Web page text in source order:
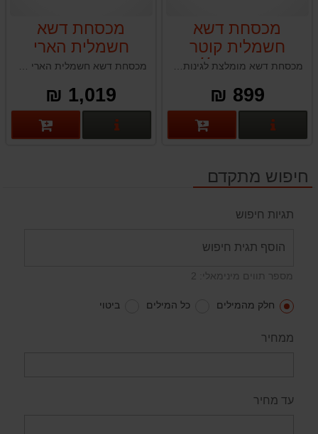
מכסחת דשא
חשמלית קוטר
כיסוח 38 ס׳׳מ
גרלנד GARLAND
C3805 1600W
מכסחת דשא מומלצת לגינות פרטיות, בעלת מנוע עוצמתי ושקט, עיצוב ארגונומי לנוחות מקסימלית, ושליטה נוחה בגובה כיסוח. פתרון ירוק ונקי עם ביצועים מרשימים ועמידות גבוהה. תהפוך את הגינה שלכם למושלמת ובקלות!
899 ₪
פרטים נוספים
מכסחת דשא
חשמלית הארי
HARRY
ELM1600W
מכסחת דשא חשמלית הארי "16 / 1600 וואט
1,019 ₪
פרטים נוספים
חיפוש מתקדם
תגיות חיפוש
מספר תווים מינימאלי: 2
חלק מהמילים כל המילים ביטוי
ממחיר
עד מחיר